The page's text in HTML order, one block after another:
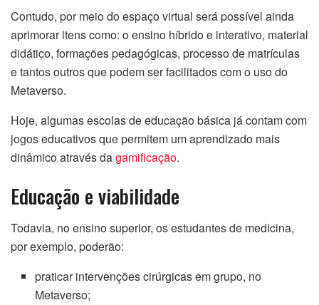
Contudo, por meio do espaço virtual será possível ainda
aprimorar itens como: o ensino híbrido e interativo, material
didático, formações pedagógicas, processo de matrículas
e tantos outros que podem ser facilitados com o uso do
Metaverso.
Hoje, algumas escolas de educação básica já contam com
jogos educativos que permitem um aprendizado mais
dinâmico através dagamificação.
Educação e viabilidade
Todavia, no ensino superior, os estudantes de medicina,
por exemplo, poderão:
praticar intervenções cirúrgicas em grupo, no
Metaverso;